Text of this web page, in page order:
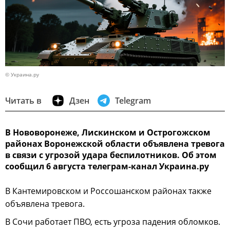
© Украина.ру
Читать в Дзен Telegram
В Нововоронеже, Лискинском и Острогожском
районах Воронежской области объявлена тревога
в связи с угрозой удара беспилотников. Об этом
сообщил 6 августа телеграм-канал Украина.ру
В Кантемировском и Россошанском районах также
объявлена тревога.
В Сочи работает ПВО, есть угроза падения обломков.